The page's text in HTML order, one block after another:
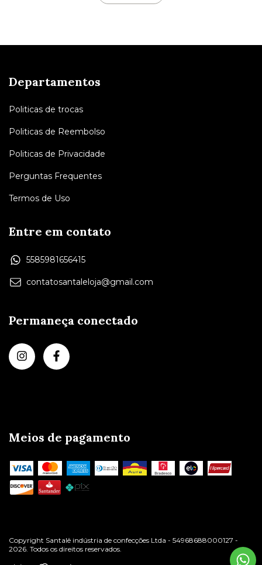
Departamentos
Politicas de trocas
Politicas de Reembolso
Politicas de Privacidade
Perguntas Frequentes
Termos de Uso
Entre em contato
5585981656415
contatosantaleloja@gmail.com
Permaneça conectado
Meios de pagamento
Copyright Santalê indústria de confecções Ltda - 54968688000127 -
2026. Todos os direitos reservados.